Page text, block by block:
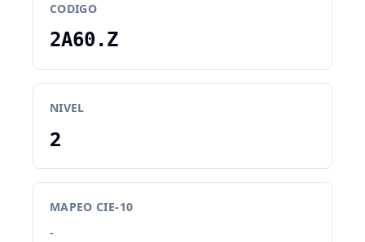
CODIGO
2A60.Z
NIVEL
2
MAPEO CIE-10
-